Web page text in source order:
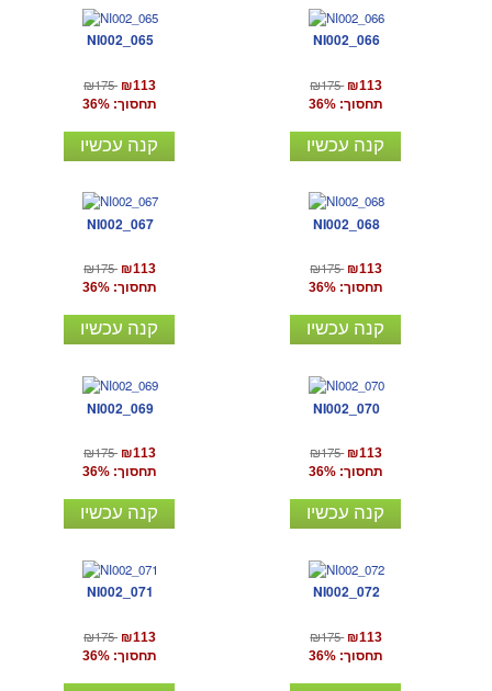
NI002_065
₪175 ₪113
תחסוך: 36%
קנה עכשיו
NI002_066
₪175 ₪113
תחסוך: 36%
קנה עכשיו
NI002_067
₪175 ₪113
תחסוך: 36%
קנה עכשיו
NI002_068
₪175 ₪113
תחסוך: 36%
קנה עכשיו
NI002_069
₪175 ₪113
תחסוך: 36%
קנה עכשיו
NI002_070
₪175 ₪113
תחסוך: 36%
קנה עכשיו
NI002_071
₪175 ₪113
תחסוך: 36%
NI002_072
₪175 ₪113
תחסוך: 36%